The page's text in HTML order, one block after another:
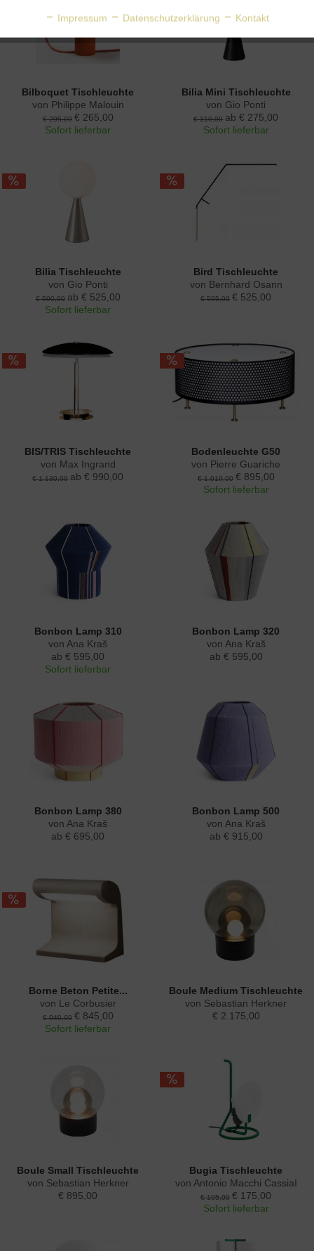
Bilboquet Tischleuchte
von Philippe Malouin
€ 295,00 € 265,00
Sofort lieferbar
Bilia Mini Tischleuchte
von Gio Ponti
€ 310,00 ab € 275,00
Sofort lieferbar
Bilia Tischleuchte
von Gio Ponti
€ 590,00 ab € 525,00
Sofort lieferbar
Bird Tischleuchte
von Bernhard Osann
€ 595,00 € 525,00
BIS/TRIS Tischleuchte
von Max Ingrand
€ 1.130,00 ab € 990,00
Bodenleuchte G50
von Pierre Guariche
€ 1.010,00 € 895,00
Sofort lieferbar
Bonbon Lamp 310
von Ana Kraš
ab € 595,00
Sofort lieferbar
Bonbon Lamp 320
von Ana Kraš
ab € 595,00
Bonbon Lamp 380
von Ana Kraš
ab € 695,00
Bonbon Lamp 500
von Ana Kraš
ab € 915,00
Borne Beton Petite...
von Le Corbusier
€ 940,00 € 845,00
Sofort lieferbar
Boule Medium Tischleuchte
von Sebastian Herkner
€ 2.175,00
Boule Small Tischleuchte
von Sebastian Herkner
€ 895,00
Bugia Tischleuchte
von Antonio Macchi CassiaI
€ 195,00 € 175,00
Sofort lieferbar
Personalisierung
Aktiv
Impressum Datenschutzerklärung Kontakt